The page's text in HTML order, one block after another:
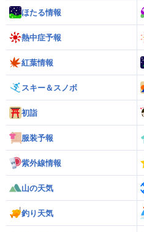
ほたる情報
熱中症予報
紅葉情報
スキー＆スノボ
初詣
服装予報
紫外線情報
山の天気
釣り天気